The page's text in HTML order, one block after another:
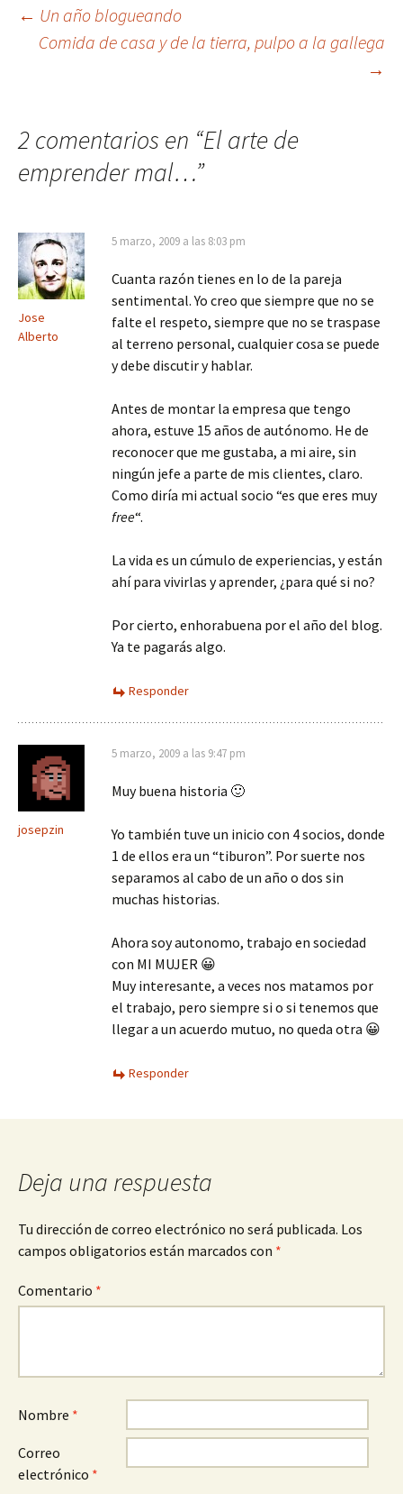
Navegación
entradas
← Un año blogueando
Comida de casa y de la tierra, pulpo a la gallega
→
2 comentarios en “El arte de
emprender mal…”
Jose
Alberto
5 marzo, 2009 a las 8:03 pm
Cuanta razón tienes en lo de la pareja
sentimental. Yo creo que siempre que no se
falte el respeto, siempre que no se traspase
al terreno personal, cualquier cosa se puede
y debe discutir y hablar.
Antes de montar la empresa que tengo
ahora, estuve 15 años de autónomo. He de
reconocer que me gustaba, a mi aire, sin
ningún jefe a parte de mis clientes, claro.
Como diría mi actual socio “es que eres muy
free“.
La vida es un cúmulo de experiencias, y están
ahí para vivirlas y aprender, ¿para qué si no?
Por cierto, enhorabuena por el año del blog.
Ya te pagarás algo.
Responder
josepzin
5 marzo, 2009 a las 9:47 pm
Muy buena historia 🙂
Yo también tuve un inicio con 4 socios, donde
1 de ellos era un “tiburon”. Por suerte nos
separamos al cabo de un año o dos sin
muchas historias.
Ahora soy autonomo, trabajo en sociedad
con MI MUJER 😀
Muy interesante, a veces nos matamos por
el trabajo, pero siempre si o si tenemos que
llegar a un acuerdo mutuo, no queda otra 😀
Responder
Deja una respuesta
Tu dirección de correo electrónico no será publicada. Los
campos obligatorios están marcados con *
Comentario *
Nombre *
Correo
electrónico *